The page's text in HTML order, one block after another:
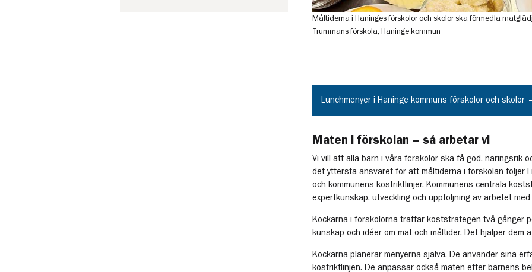
Måltiderna i Haninges förskolor och skolor ska förmedla
Trummans förskola, Haninge kommun
Lunchmenyer i Haninge kommuns förskolor och skolor
Maten i förskolan – så arbetar vi
Vi vill att alla barn i våra förskolor ska få god, näringsrik
det yttersta ansvaret för att måltiderna i förskolan följer
och kommunens kostriktlinjer. Kommunens centrala
expertkunskap, utveckling och uppföljning av arbetet med
Kockarna i förskolorna träffar koststrategen två gånger
kunskap och idéer om mat och måltider. Det hjälper dem
Kockarna planerar menyerna själva. De använder sina
kostriktlinjen. De anpassar också maten efter barnens